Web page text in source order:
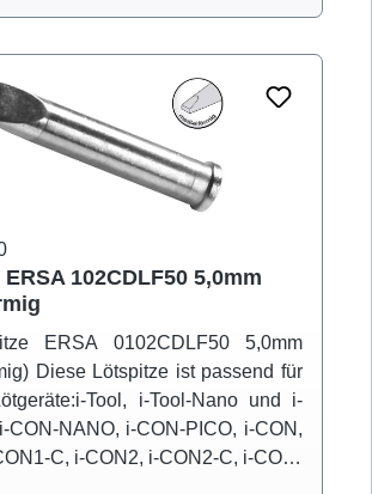
102CDLF50 5,0mm
ERSA 0102CDLF50 5,0mm
Diese Lötspitze ist passend für
Tool, i-Tool-Nano und i-
CON-NANO, i-CON-PICO, i-CON,
C, i-CON2, i-CON2-C, i-CON-